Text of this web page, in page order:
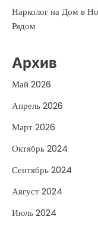
Нарколог на Дом в
Рядом
Архив
Май 2026
Апрель 2026
Март 2026
Октябрь 2024
Сентябрь 2024
Август 2024
Июль 2024